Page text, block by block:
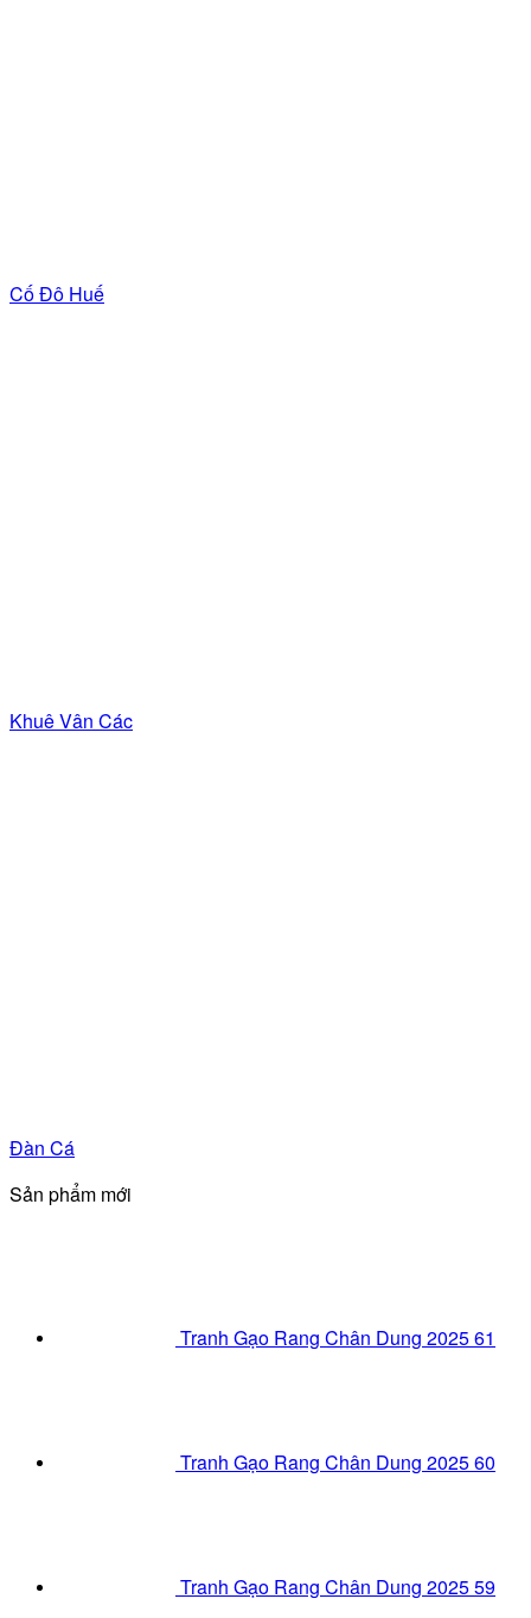
Cố Đô Huế
Khuê Vân Các
Đàn Cá
Sản phẩm mới
Tranh Gạo Rang Chân Dung 2025 61
Tranh Gạo Rang Chân Dung 2025 60
Tranh Gạo Rang Chân Dung 2025 59